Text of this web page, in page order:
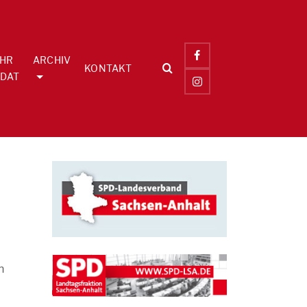
ARCHIV
KONTAKT